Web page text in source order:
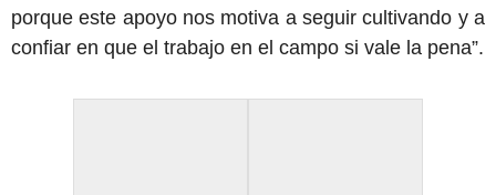
porque este apoyo nos motiva a seguir cultivando y a
confiar en que el trabajo en el campo si vale la pena”.